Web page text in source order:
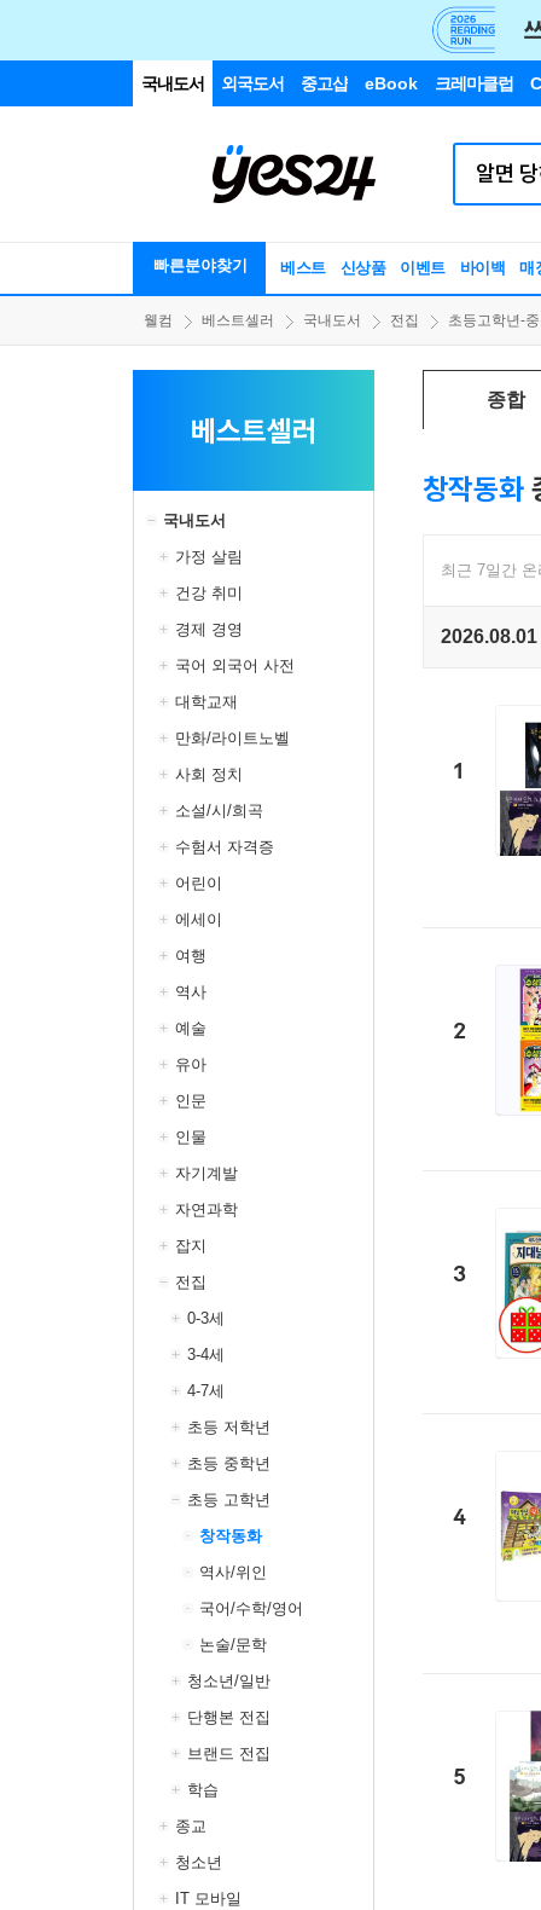
국내도서 외국도서 중고샵 eBook 크레마클럽
빠른분야찾기 베스트 신상품 이벤트 바이백 매
웰컴 베스트셀러 국내도서 전집 초등고학년-
베스트셀러
국내도서
가정 살림
건강 취미
경제 경영
국어 외국어 사전
대학교재
만화/라이트노벨
사회 정치
소설/시/희곡
수험서 자격증
어린이
에세이
여행
역사
예술
유아
인문
인물
자기계발
자연과학
잡지
전집
0-3세
3-4세
4-7세
초등 저학년
초등 중학년
초등 고학년
창작동화
역사/위인
국어/수학/영어
논술/문학
청소년/일반
단행본 전집
브랜드 전집
학습
종교
청소년
IT 모바일
종합
창작동화
최근 7일간
1
2
3
4
5